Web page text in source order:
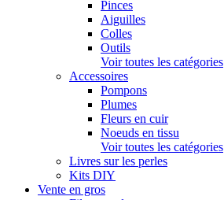
Pinces
Aiguilles
Colles
Outils
Voir toutes les catégories
Accessoires
Pompons
Plumes
Fleurs en cuir
Noeuds en tissu
Voir toutes les catégories
Livres sur les perles
Kits DIY
Vente en gros